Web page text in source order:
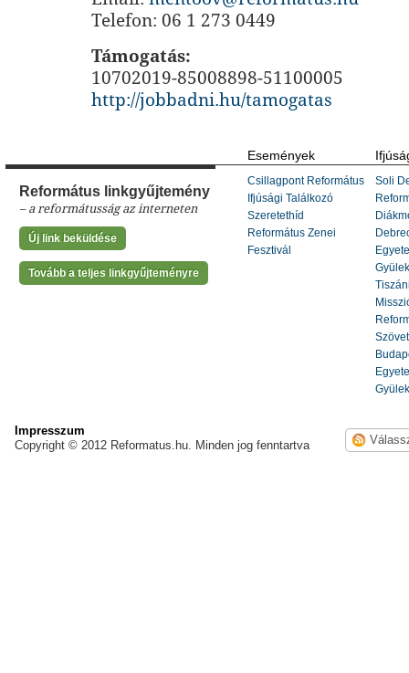
Telefon: 06 1 273 0449
Támogatás:
10702019-85008898-51100005
http://jobbadni.hu/tamogatas
Református linkgyűjtemény
– a reformátusság az interneten
Új link beküldése
Tovább a teljes linkgyűjteményre
Események
Csillagpont Református
Ifjúsági Találkozó
Szeretethíd
Református Zenei
Fesztivál
Soli
Impresszum
Copyright © 2012 Reformatus.hu. Minden jog fenntartva